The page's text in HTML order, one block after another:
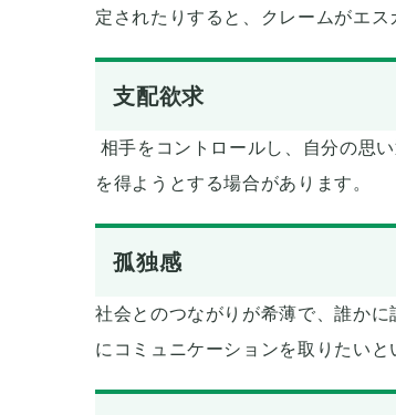
定されたりすると、クレームがエス
支配欲求
相手をコントロールし、自分の思
を得ようとする場合があります。
孤独感
社会とのつながりが希薄で、誰か
にコミュニケーションを取りたいと